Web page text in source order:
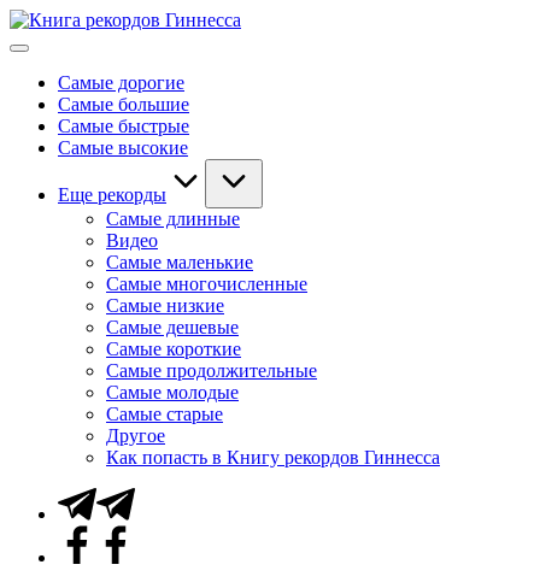
Перейти
к
Мировые
ГиннессаСамые дорогие
Самые большие
Самые быстрые
Самые высокие
Еще рекорды
Самые длинные
Видео
Самые маленькие
Самые многочисленные
Самые низкие
Самые дешевые
Самые короткие
Самые продолжительные
Самые молодые
Самые старые
Другое
Как попасть в Книгу рекордов Гиннесса
Telegram
Facebook